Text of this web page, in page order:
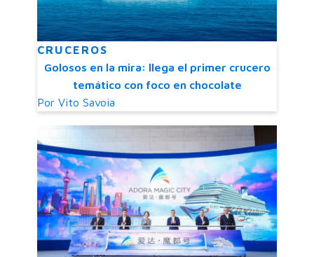
CRUCEROS
Golosos en la mira: llega el primer crucero
temático con foco en chocolate
Por Vito Savoia